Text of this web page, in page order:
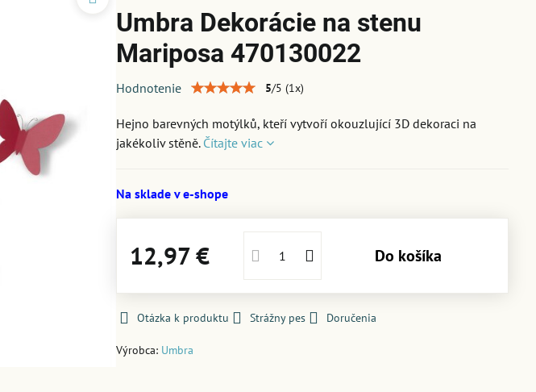
Umbra Dekorácie na stenu
Mariposa 470130022
Hodnotenie 5/5 (1x)
Hejno barevných motýlků, kteří vytvoří okouzlující 3D dekoraci na
jakékoliv stěně. Čítajte viac
Na sklade v e-shope
12,97 € Do košíka
Otázka k produktu Strážny pes Doručenia
Výrobca: Umbra